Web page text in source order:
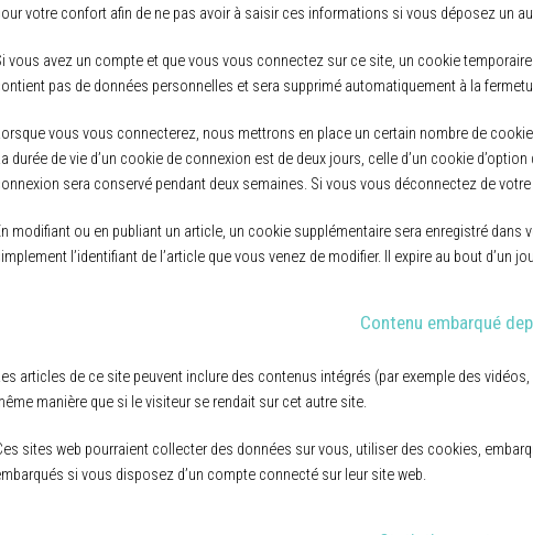
votre confort afin de ne pas avoir à saisir ces informations si vous déposez un
vous avez un compte et que vous vous connectez sur ce site, un cookie
pas de données personnelles et sera supprimé automatiquement à la
vous vous connecterez, nous mettrons en place un certain nombre de
durée de vie d’un cookie de connexion est de deux jours, celle d’un cookie
sera conservé pendant deux semaines. Si vous vous déconnectez de
modifiant ou en publiant un article, un cookie supplémentaire sera enregistré
l’identifiant de l’article que vous venez de modifier. Il expire au bout d’un
Contenu embarqué
articles de ce site peuvent inclure des contenus intégrés (par exemple des
manière que si le visiteur se rendait sur cet autre site.
sites web pourraient collecter des données sur vous, utiliser des cookies,
si vous disposez d’un compte connecté sur leur site web.